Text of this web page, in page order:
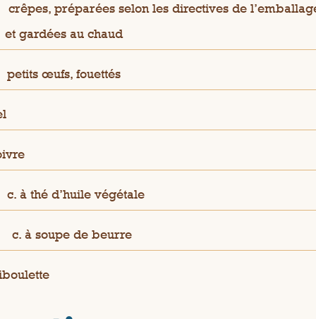
crêpes, préparées selon les directives de
et gardées au chaud
petits œufs, fouettés
c. à thé d’huile végétale
c. à soupe de beurre